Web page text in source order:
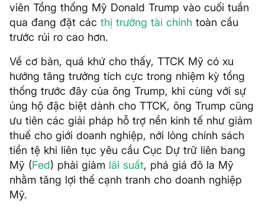
viên Tổng thống Mỹ Donald Trump vào cuối tuần
qua đang đặt các thị trường tài chính toàn cầu
trước rủi ro cao hơn.
Về cơ bản, quá khứ cho thấy, TTCK Mỹ có xu
hướng tăng trưởng tích cực trong nhiệm kỳ tổng
thống trước đây của ông Trump, khi cùng với sự
ủng hộ đặc biệt dành cho TTCK, ông Trump cũng
ưu tiên các giải pháp hỗ trợ nền kinh tế như giảm
thuế cho giới doanh nghiệp, nới lỏng chính sách
tiền tệ khi liên tục yêu cầu Cục Dự trữ liên bang
Mỹ (Fed) phải giảm lãi suất, phá giá đô la Mỹ
nhằm tăng lợi thế cạnh tranh cho doanh nghiệp
Mỹ.